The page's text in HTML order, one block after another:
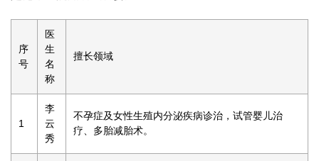
序
号
医
生
名
称
擅长领域
1
李
云
秀
不孕症及女性生殖内分泌疾病诊治，试管婴儿治
疗、多胎减胎术。